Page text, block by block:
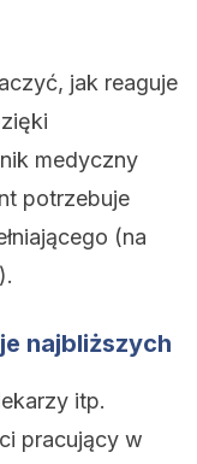
jak reaguje
medyczny
potrzebuje
(na
najbliższych
itp.
pracujący w